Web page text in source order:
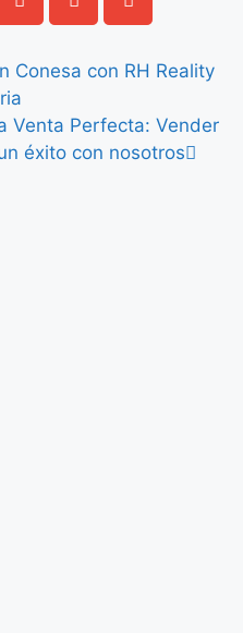
Conesa con RH Reality
Venta Perfecta: Vender
éxito con nosotros